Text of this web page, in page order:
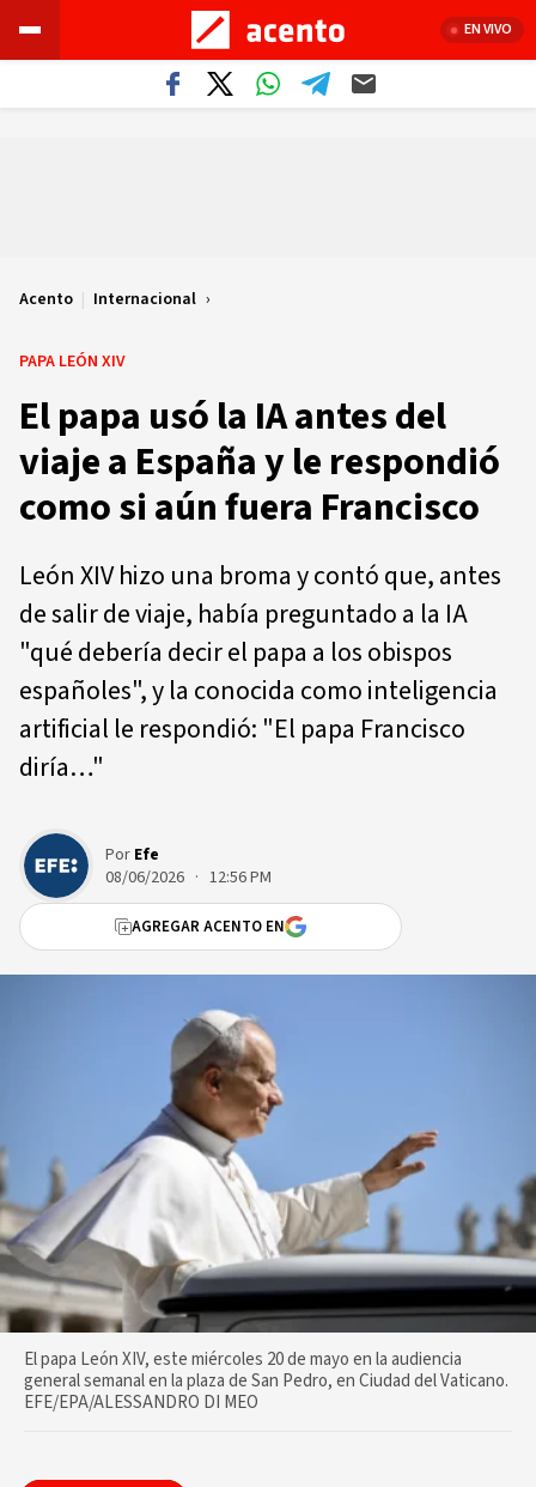
EN VIVO
Acento | Internacional
PAPA LEÓN XIV
El papa usó la IA antes del
viaje a España y le respondió
como si aún fuera Francisco
León XIV hizo una broma y contó que, antes
de salir de viaje, había preguntado a la IA
"qué debería decir el papa a los obispos
españoles", y la conocida como inteligencia
artificial le respondió: "El papa Francisco
diría…"
Por Efe
08/06/2026 · 12:56 PM
AGREGAR ACENTO EN
El papa León XIV, este miércoles 20 de mayo en la audiencia
general semanal en la plaza de San Pedro, en Ciudad del Vaticano.
EFE/EPA/ALESSANDRO DI MEO